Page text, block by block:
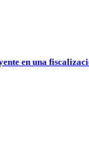
en una